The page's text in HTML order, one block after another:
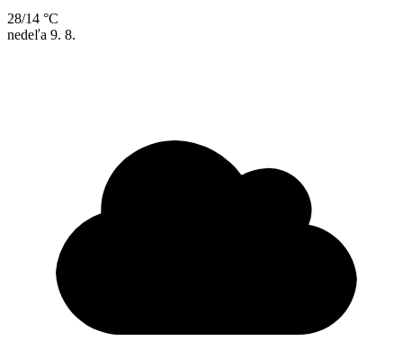
28/14 °C
nedeľa 9. 8.